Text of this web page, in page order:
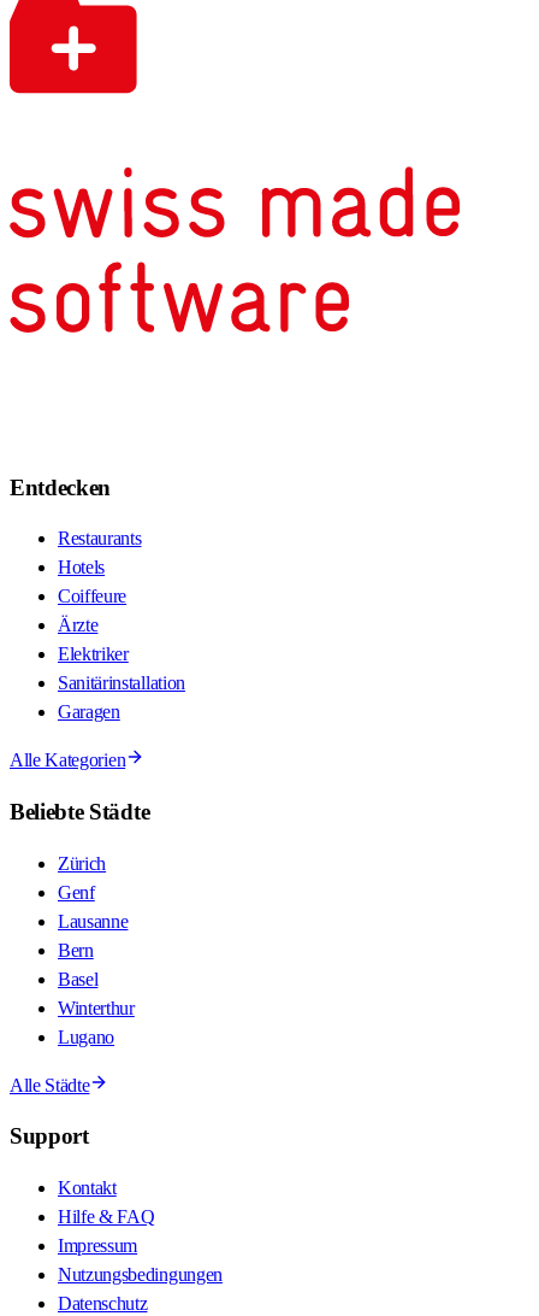
Entdecken
Restaurants
Hotels
Coiffeure
Ärzte
Elektriker
Sanitärinstallation
Garagen
Alle Kategorien
Beliebte Städte
Zürich
Genf
Lausanne
Bern
Basel
Winterthur
Lugano
Alle Städte
Support
Kontakt
Hilfe & FAQ
Impressum
Nutzungsbedingungen
Datenschutz